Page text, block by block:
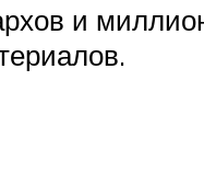
и